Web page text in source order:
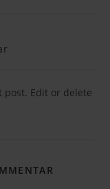
post. Edit or delete